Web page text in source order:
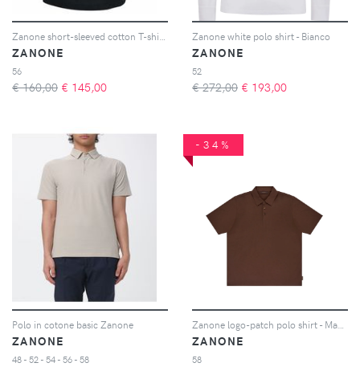
ZANONE
56
€ 160,00 € 145,00
Zanone white polo shirt - Bianco
ZANONE
52
€ 272,00 € 193,00
Polo in cotone basic Zanone
ZANONE
48 - 52 - 54 - 56 - 58
-34%
ZANONE
58